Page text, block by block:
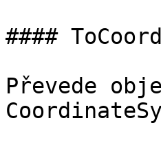
####
Převede